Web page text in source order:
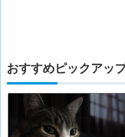
おすすめピックアッ